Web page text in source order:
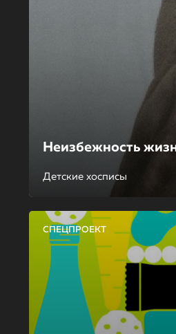
Неизбежность
Детские хосписы
СПЕЦПРОЕКТ